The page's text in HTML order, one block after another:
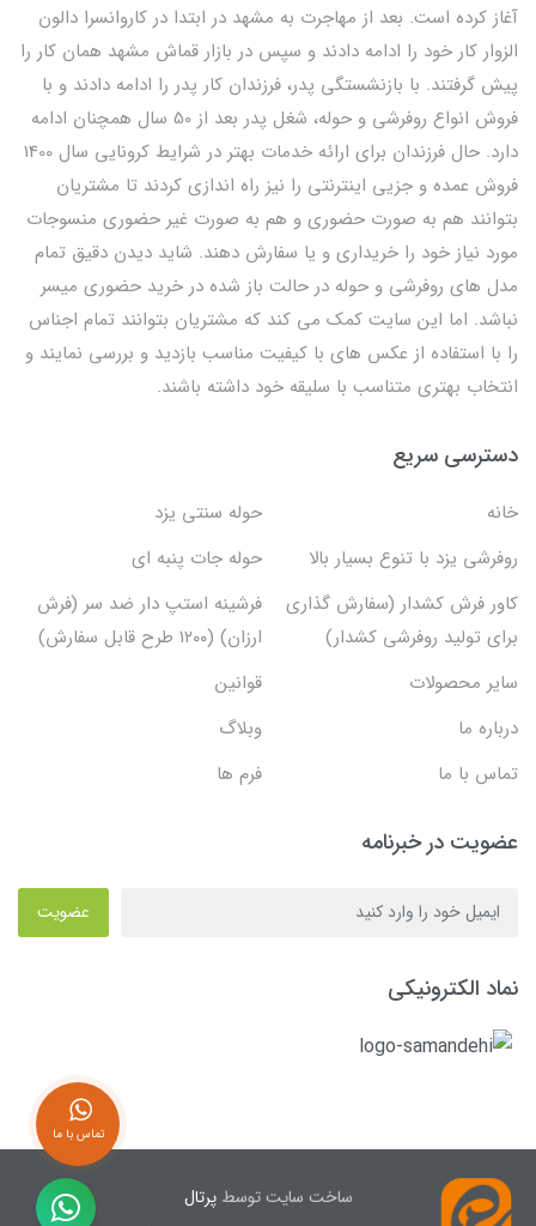
آغاز کرده است. بعد از مهاجرت به مشهد در ابتدا در کاروانسرا دالون
الزوار کار خود را ادامه دادند و سپس در بازار قماش مشهد همان کار را
پیش گرفتند. با بازنشستگی پدر، فرزندان کار پدر را ادامه دادند و با
فروش انواع روفرشی و حوله، شغل پدر بعد از 50 سال همچنان ادامه
دارد. حال فرزندان برای ارائه خدمات بهتر در شرایط کرونایی سال 1400
فروش عمده و جزیی اینترنتی را نیز راه اندازی کردند تا مشتریان
بتوانند هم به صورت حضوری و هم به صورت غیر حضوری منسوجات
مورد نیاز خود را خریداری و یا سفارش دهند. شاید دیدن دقیق تمام
مدل های روفرشی و حوله در حالت باز شده در خرید حضوری میسر
نباشد. اما این سایت کمک می کند که مشتریان بتوانند تمام اجناس
را با استفاده از عکس های با کیفیت مناسب بازدید و بررسی نمایند و
انتخاب بهتری متناسب با سلیقه خود داشته باشند.
دسترسی سریع
خانه
حوله سنتی یزد
روفرشی یزد با تنوع بسیار بالا
حوله جات پنبه ای
کاور فرش کشدار (سفارش گذاری
برای تولید روفرشی کشدار)
فرشینه استپ دار ضد سر (فرش
ارزان) (۱۲۰۰ طرح قابل سفارش)
سایر محصولات
قوانین
درباره ما
وبلاگ
تماس با ما
فرم ها
عضویت در خبرنامه
عضویت
نماد الکترونیکی
ساخت سایت توسطپرتال
تماس با ما